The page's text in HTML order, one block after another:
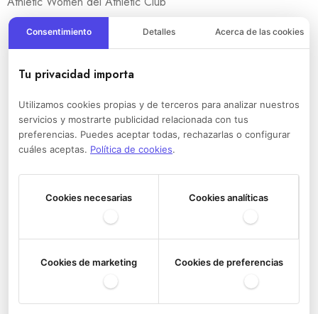
Consentimiento Detalles Acerca de las cookies
Tu privacidad importa
Utilizamos cookies propias y de terceros para analizar nuestros
servicios y mostrarte publicidad relacionada con tus
preferencias. Puedes aceptar todas, rechazarlas o configurar
cuáles aceptas. Política de cookies.
Cookies necesarias Cookies analíticas
Cookies de marketing Cookies de preferencias